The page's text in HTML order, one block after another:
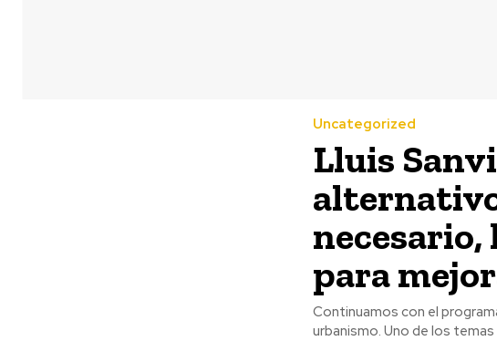
Uncategorized
Lluis
para
Continuamos con el
urbanismo. Uno de los temas